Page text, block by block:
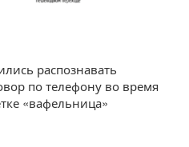
распознавать
по телефону во время
«вафельница»